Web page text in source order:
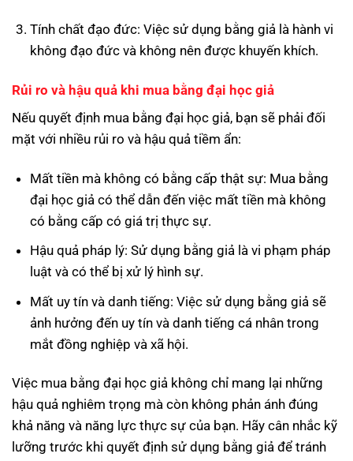
Tính chất đạo đức: Việc sử dụng bằng giả là hành vi
không đạo đức và không nên được khuyến khích.
Rủi ro và hậu quả khi mua bằng đại học giả
Nếu quyết định mua bằng đại học giả, bạn sẽ phải đối
mặt với nhiều rủi ro và hậu quả tiềm ẩn:
Mất tiền mà không có bằng cấp thật sự: Mua bằng
đại học giả có thể dẫn đến việc mất tiền mà không
có bằng cấp có giá trị thực sự.
Hậu quả pháp lý: Sử dụng bằng giả là vi phạm pháp
luật và có thể bị xử lý hình sự.
Mất uy tín và danh tiếng: Việc sử dụng bằng giả sẽ
ảnh hưởng đến uy tín và danh tiếng cá nhân trong
mắt đồng nghiệp và xã hội.
Việc mua bằng đại học giả không chỉ mang lại những
hậu quả nghiêm trọng mà còn không phản ánh đúng
khả năng và năng lực thực sự của bạn. Hãy cân nhắc kỹ
lưỡng trước khi quyết định sử dụng bằng giả để tránh